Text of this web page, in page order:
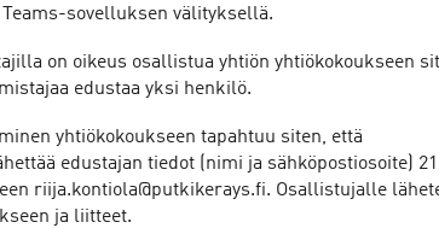
sovelluksen välityksellä.
on oikeus osallistua yhtiön yhtiökokoukseen
edustaa yksi henkilö.
yhtiökokoukseen tapahtuu siten, että
edustajan tiedot (nimi ja sähköpostiosoite)
riija.kontiola@putkikerays.fi. Osallistujalle
ja liitteet.